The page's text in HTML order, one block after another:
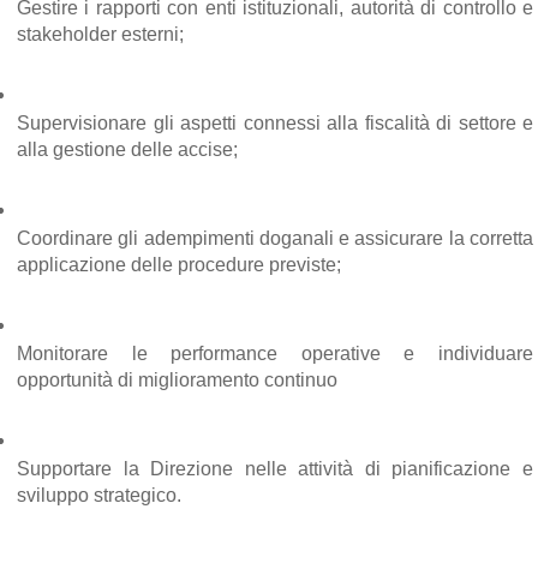
Gestire i rapporti con enti istituzionali, autorità di controllo e
stakeholder esterni;
Supervisionare gli aspetti connessi alla fiscalità di settore e
alla gestione delle accise;
Coordinare gli adempimenti doganali e assicurare la corretta
applicazione delle procedure previste;
Monitorare le performance operative e individuare
opportunità di miglioramento continuo
Supportare la Direzione nelle attività di pianificazione e
sviluppo strategico.